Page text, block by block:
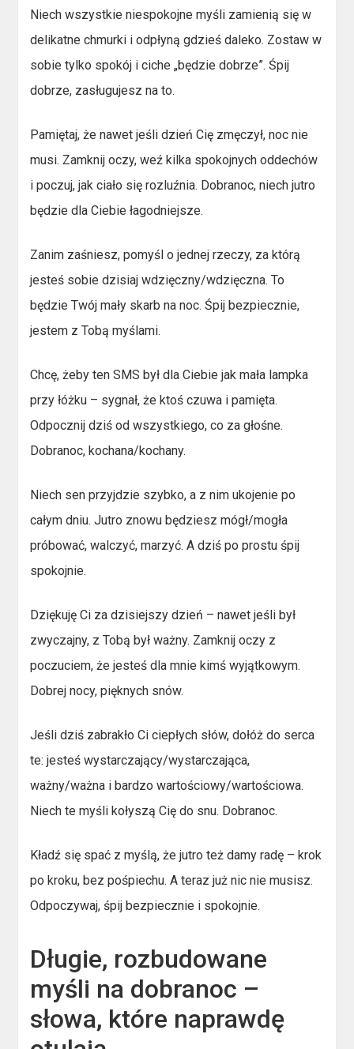
Niech wszystkie niespokojne myśli zamienią się w
delikatne chmurki i odpłyną gdzieś daleko. Zostaw w
sobie tylko spokój i ciche „będzie dobrze”. Śpij
dobrze, zasługujesz na to.
Pamiętaj, że nawet jeśli dzień Cię zmęczył, noc nie
musi. Zamknij oczy, weź kilka spokojnych oddechów
i poczuj, jak ciało się rozluźnia. Dobranoc, niech jutro
będzie dla Ciebie łagodniejsze.
Zanim zaśniesz, pomyśl o jednej rzeczy, za którą
jesteś sobie dzisiaj wdzięczny/wdzięczna. To
będzie Twój mały skarb na noc. Śpij bezpiecznie,
jestem z Tobą myślami.
Chcę, żeby ten SMS był dla Ciebie jak mała lampka
przy łóżku – sygnał, że ktoś czuwa i pamięta.
Odpocznij dziś od wszystkiego, co za głośne.
Dobranoc, kochana/kochany.
Niech sen przyjdzie szybko, a z nim ukojenie po
całym dniu. Jutro znowu będziesz mógł/mogła
próbować, walczyć, marzyć. A dziś po prostu śpij
spokojnie.
Dziękuję Ci za dzisiejszy dzień – nawet jeśli był
zwyczajny, z Tobą był ważny. Zamknij oczy z
poczuciem, że jesteś dla mnie kimś wyjątkowym.
Dobrej nocy, pięknych snów.
Jeśli dziś zabrakło Ci ciepłych słów, dołóż do serca
te: jesteś wystarczający/wystarczająca,
ważny/ważna i bardzo wartościowy/wartościowa.
Niech te myśli kołyszą Cię do snu. Dobranoc.
Kładź się spać z myślą, że jutro też damy radę – krok
po kroku, bez pośpiechu. A teraz już nic nie musisz.
Odpoczywaj, śpij bezpiecznie i spokojnie.
Długie, rozbudowane
myśli na dobranoc –
słowa, które naprawdę